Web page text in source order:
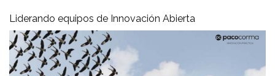
Liderando equipos de Innovación Abierta